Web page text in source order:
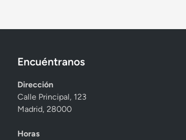
Encuéntranos
Dirección
Calle Principal, 123
Madrid, 28000
Horas